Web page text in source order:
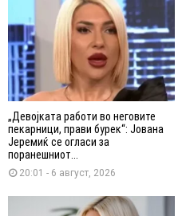
„Девојката работи во неговите
пекарници, прави бурек“: Јована
Јеремиќ се огласи за
поранешниот...
20:01 - 6 август, 2026